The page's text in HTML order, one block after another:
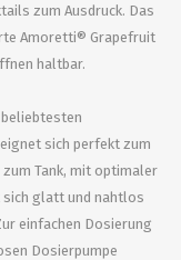
zum Ausdruck. Das
Amoretti® Grapefruit
haltbar.
sich perfekt zum
Tank, mit optimaler
sich glatt und nahtlos
einfachen Dosierung
Dosierpumpe